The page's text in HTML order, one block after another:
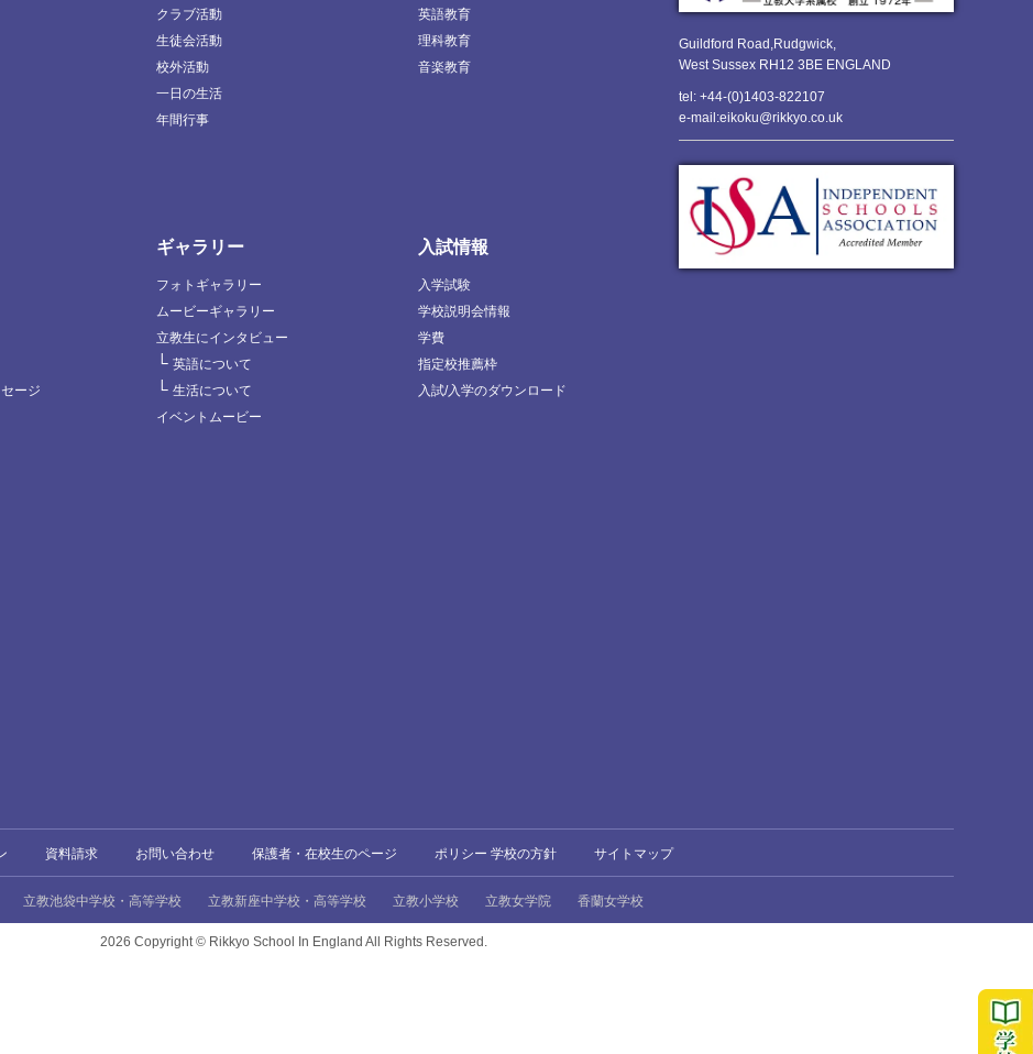
Guildford Road,Rudgwick,
West Sussex RH12 3BE ENGLAND
tel: +44-(0)1403-822107
e-mail:eikoku@rikkyo.co.uk
クラブ活動
生徒会活動
校外活動
一日の生活
年間行事
英語教育
理科教育
音楽教育
ージ
ギャラリー
フォトギャラリー
ムービーギャラリー
立教生にインタビュー
└ 英語について
└ 生活について
イベントムービー
入試情報
入学試験
学校説明会情報
学費
指定校推薦枠
入試/入学のダウンロード
資料請求 お問い合わせ 保護者・在校生のページ ポリシー 学校の方針 サイトマップ
立教池袋中学校・高等学校 立教新座中学校・高等学校 立教小学校 立教女学院 香蘭女学校
2026 Copyright © Rikkyo School In England All Rights Reserved.